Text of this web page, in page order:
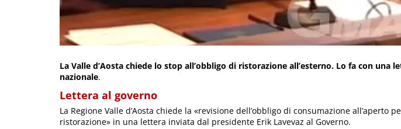
La Valle d’Aosta chiede lo stop all’obbligo di ristorazione all’esterno. Lo fa con una
nazionale.
Lettera al governo
La Regione Valle d’Aosta chiede la «revisione dell’obbligo di consumazione all’aperto
ristorazione» in una lettera inviata dal presidente Erik Lavevaz al Governo.